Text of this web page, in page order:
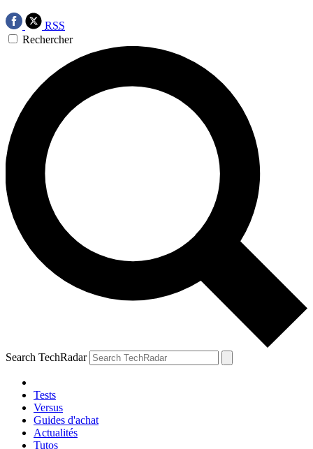
RSS
Rechercher
Search TechRadar
Tests
Versus
Guides d'achat
Actualités
Tutos